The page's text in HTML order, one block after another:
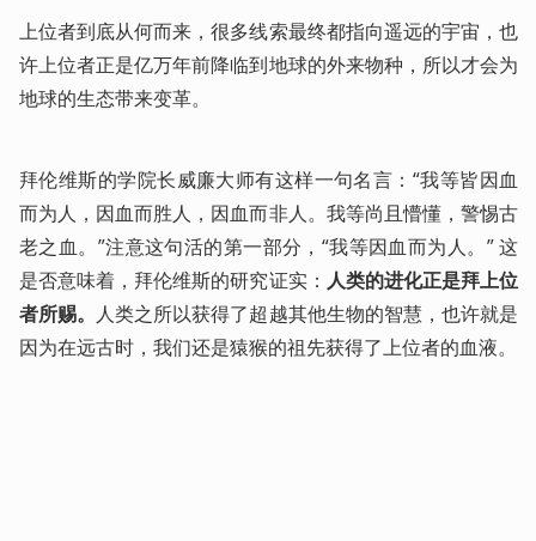
上位者到底从何而来，很多线索最终都指向遥远的宇宙，也
许上位者正是亿万年前降临到地球的外来物种，所以才会为
地球的生态带来变革。
拜伦维斯的学院长威廉大师有这样一句名言：“我等皆因血
而为人，因血而胜人，因血而非人。我等尚且懵懂，警惕古
老之血。”注意这句活的第一部分，“我等因血而为人。” 这
是否意味着，拜伦维斯的研究证实： 人类的进化正是拜上位
者所赐。 人类之所以获得了超越其他生物的智慧，也许就是
因为在远古时，我们还是猿猴的祖先获得了上位者的血液。